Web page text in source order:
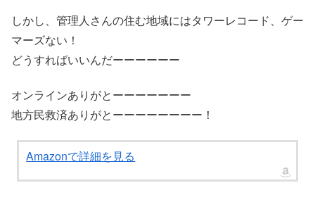
しかし、管理人さんの住む地域にはタワーレコード、ゲー
マーズない！
どうすればいいんだーーーーーー
オンラインありがとーーーーーーー
地方民救済ありがとーーーーーーーー！
Amazonで詳細を見る